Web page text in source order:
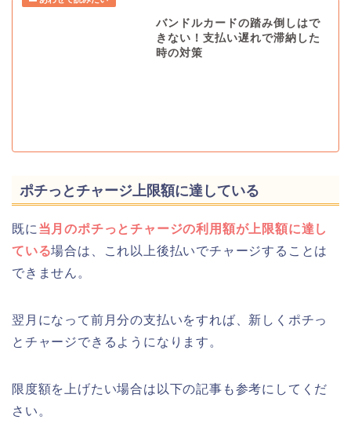
バンドルカードの踏み倒しはで
きない！支払い遅れで滞納した
時の対策
ポチっとチャージ上限額に達している
既に 当月のポチっとチャージの利用額が上限額に達し
ている場合は、これ以上後払いでチャージすることは
できません。
翌月になって前月分の支払いをすれば、新しくポチっ
とチャージできるようになります。
限度額を上げたい場合は以下の記事も参考にしてくだ
さい。